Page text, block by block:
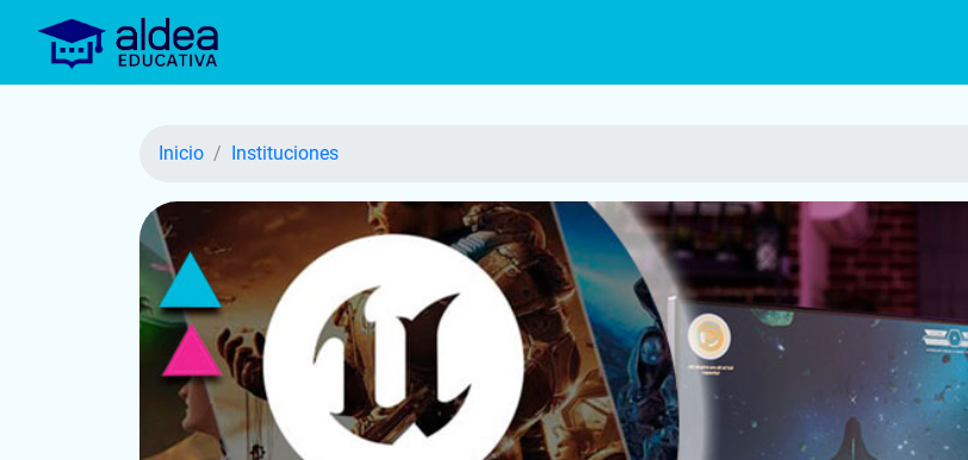
Inicio Instituciones